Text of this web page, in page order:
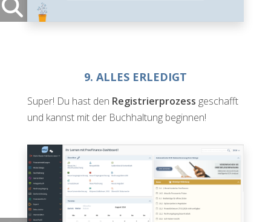
9. ALLES ERLEDIGT
Super! Du hast den Registrierprozess geschafft
und kannst mit der Buchhaltung beginnen!